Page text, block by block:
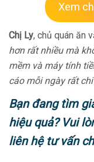
Xem
Chị Ly, chủ quán ăn
hơn rất nhiều mà
mềm và máy tính
cáo mỗi ngày rất
Bạn đang tìm
hiệu quả? Vui
liên hệ tư vấn